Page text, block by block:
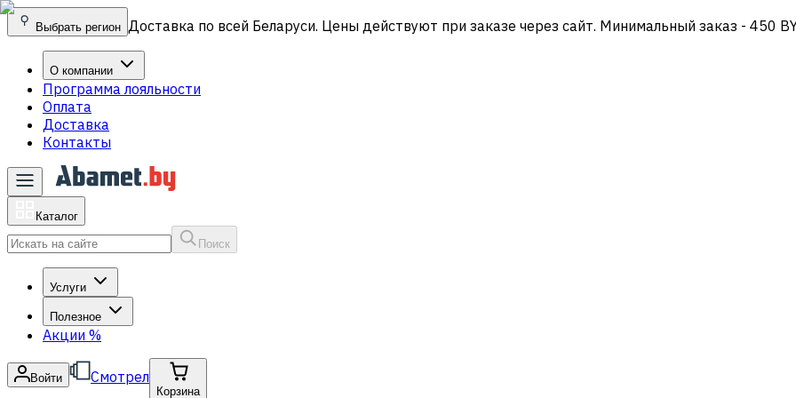
Выбрать регион Доставка по всей Беларуси. Цены действуют при заказе через сайт. Минимальный заказ - 450
О компании
Программа лояльности
Оплата
Доставка
Контакты
Каталог
Поиск
Услуги
Полезное
Акции %
Войти Смотрел
Корзина